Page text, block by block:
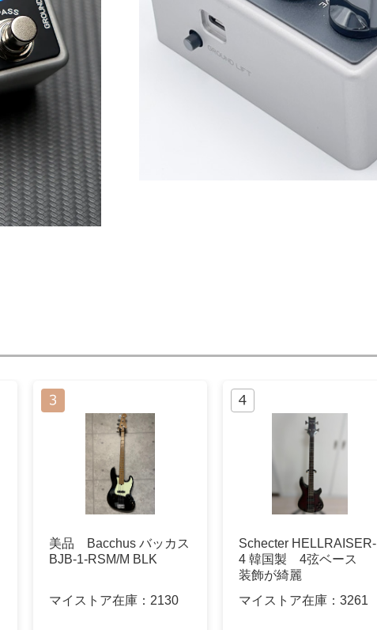
美品 Bacchus バッカス
BJB-1-RSM/M BLK
マイストア在庫： 2130
Schecter HELLRAISER-
4 韓国製 4弦ベース
装飾が綺麗
マイストア在庫： 3261